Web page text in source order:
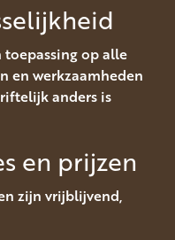
toepassing op alle
en werkzaamheden
anders is
en prijzen
zijn vrijblijvend,